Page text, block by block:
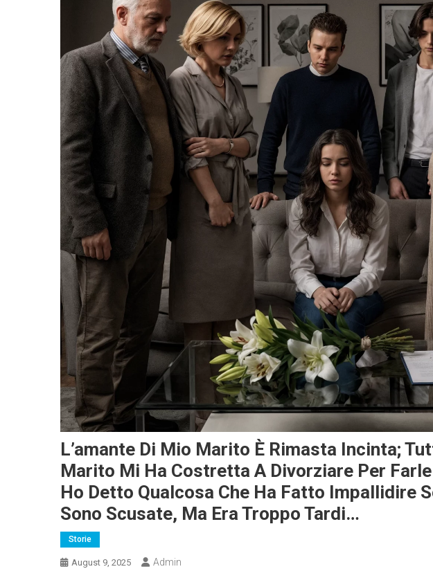
L’amante Di Mio Marito È Rimasta Incinta;
Marito Mi Ha Costretta A Divorziare Per
Ho Detto Qualcosa Che Ha Fatto Impallidire
Sono Scusate, Ma Era Troppo Tardi…
Storie
August 9, 2025 Admin